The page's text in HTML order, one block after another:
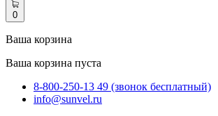
0
Ваша корзина
Ваша корзина пуста
8-800-250-13 49 (звонок бесплатный)
info@sunvel.ru